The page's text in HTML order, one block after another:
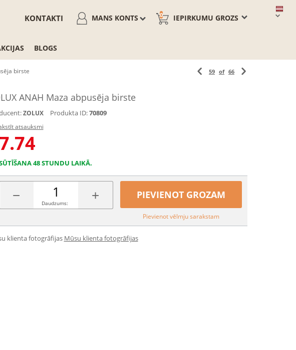
IEPIRKUMU GROZS
0
MANS KONTS
KONTAKTI
BLOGS
birste 59 of 66
ANAH Maza abpusēja birste
ZOLUX Produkta ID:70809
atsauksmi
48 STUNDU LAIKĀ.
− +
Daudzums:
PIEVIENOT GROZAM
Pievienot vēlmju sarakstam
klienta fotogrāfijas Mūsu klienta fotogrāfijas